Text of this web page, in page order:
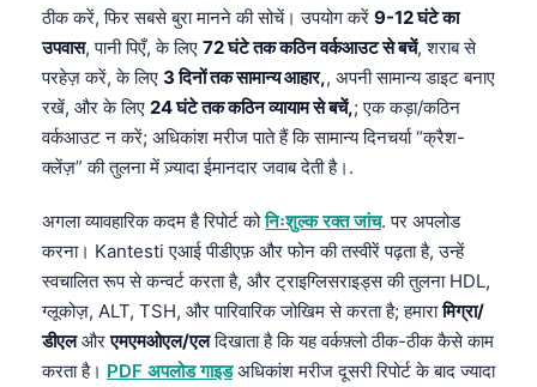
ठीक करें, फिर सबसे बुरा मानने की सोचें। उपयोग करें 9-12 घंटे का
उपवास, पानी पिएँ, के लिए 72 घंटे तक कठिन वर्कआउट से बचें, शराब से
परहेज़ करें, के लिए 3 दिनों तक सामान्य आहार,, अपनी सामान्य डाइट बनाए
रखें, और के लिए 24 घंटे तक कठिन व्यायाम से बचें,; एक कड़ा/कठिन
वर्कआउट न करें; अधिकांश मरीज पाते हैं कि सामान्य दिनचर्या “क्रैश-
क्लेंज़” की तुलना में ज़्यादा ईमानदार जवाब देती है।.
अगला व्यावहारिक कदम है रिपोर्ट कोनिःशुल्क रक्त जांच. पर अपलोड
करना। Kantesti एआई पीडीएफ़ और फोन की तस्वीरें पढ़ता है, उन्हें
स्वचालित रूप से कन्वर्ट करता है, और ट्राइग्लिसराइड्स की तुलना HDL,
ग्लूकोज़, ALT, TSH, और पारिवारिक जोखिम से करता है; हमारामिग्रा/
डीएलऔरएमएमओएल/एलदिखाता है कि यह वर्कफ़्लो ठीक-ठीक कैसे काम
करता है। PDF अपलोड गाइडअधिकांश मरीज दूसरी रिपोर्ट के बाद ज्यादा
Galego
Latviešu valoda
Македонски јазик
Euskara
Gàidhlig
Occitan
العربية المغربية
Afrikaans
Монгол
ພາສາລາວ